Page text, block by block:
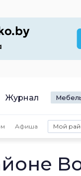
Журнал
Афиша Мой